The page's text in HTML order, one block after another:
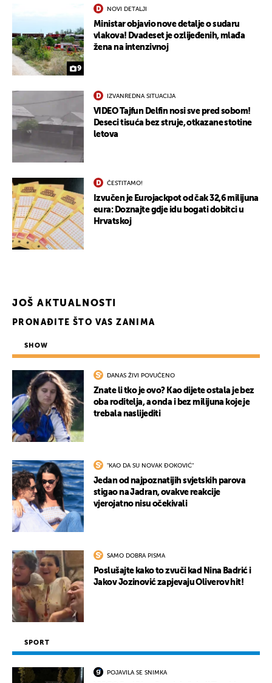
9
NOVI DETALJI
Ministar objavio nove detalje o sudaru
vlakova! Dvadeset je ozlijeđenih, mlađa
žena na intenzivnoj
IZVANREDNA SITUACIJA
VIDEO Tajfun Delfin nosi sve pred sobom!
Deseci tisuća bez struje, otkazane stotine
letova
ČESTITAMO!
Izvučen je Eurojackpot od čak 32,6 milijuna
eura: Doznajte gdje idu bogati dobitci u
Hrvatskoj
JOŠ AKTUALNOSTI
PRONAĐITE ŠTO VAS ZANIMA
SHOW
DANAS ŽIVI POVUČENO
Znate li tko je ovo? Kao dijete ostala je bez
oba roditelja, a onda i bez milijuna koje je
trebala naslijediti
"KAO DA SU NOVAK ĐOKOVIĆ"
Jedan od najpoznatijih svjetskih parova
stigao na Jadran, ovakve reakcije
vjerojatno nisu očekivali
SAMO DOBRA PISMA
Poslušajte kako to zvuči kad Nina Badrić i
Jakov Jozinović zapjevaju Oliverov hit!
SPORT
POJAVILA SE SNIMKA
UKLJUČITE NOTIFIKACIJE